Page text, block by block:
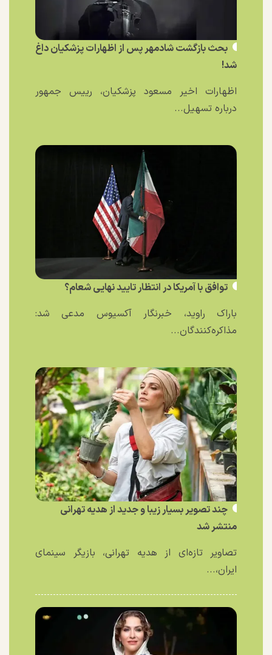
بحث بازگشت شادمهر پس از اظهارات پزشکیان داغ
شد!
اظهارات اخیر مسعود پزشکیان، رییس جمهور
درباره تسهیل...
توافق با آمریکا در انتظار تایید نهایی شعام؟
باراک راوید، خبرنگار آکسیوس مدعی شد:
مذاکره‌کنندگان...
چند تصویر بسیار زیبا و جدید از هدیه تهرانی
منتشر شد
تصاویر تازه‌ای از هدیه تهرانی، بازیگر سینمای
ایران،...